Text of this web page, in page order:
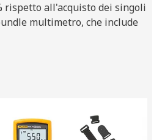
rispetto all'acquisto dei singoli
multimetro, che include